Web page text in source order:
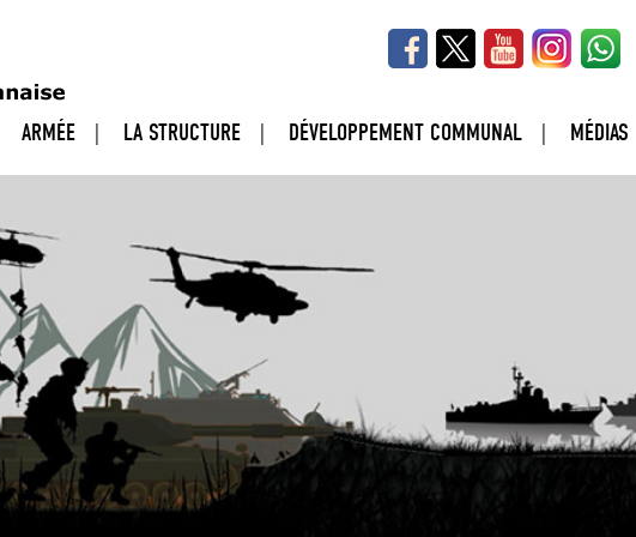
ARMÉE LA STRUCTURE DÉVELOPPEMENT COMMUNAL MÉDIAS